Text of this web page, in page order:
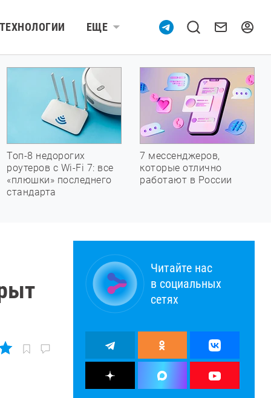
ТЕХНОЛОГИИ ЕЩЕ
Топ-8 недорогих
роутеров с Wi-Fi 7: все
«плюшки» последнего
стандарта
7 мессенджеров,
которые отлично
работают в России
Читайте нас
в социальных
сетях